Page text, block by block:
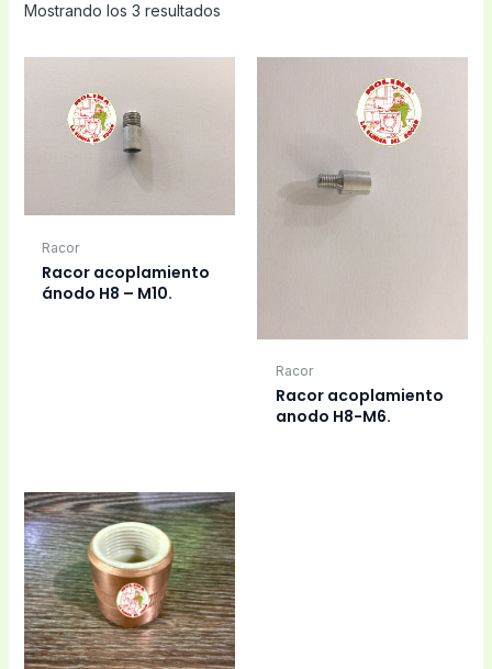
Mostrando los 3 resultados
Racor
Racor acoplamiento
ánodo H8 – M10.
Racor
Racor acoplamiento
anodo H8-M6.